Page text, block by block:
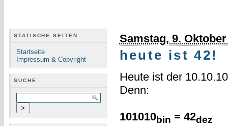
STATISCHE SEITEN
Startseite
Impressum & Copyright
SUCHE
Samstag, 9. Oktober
heute ist 42!
Heute ist der
Denn:
101010bin = 42dez